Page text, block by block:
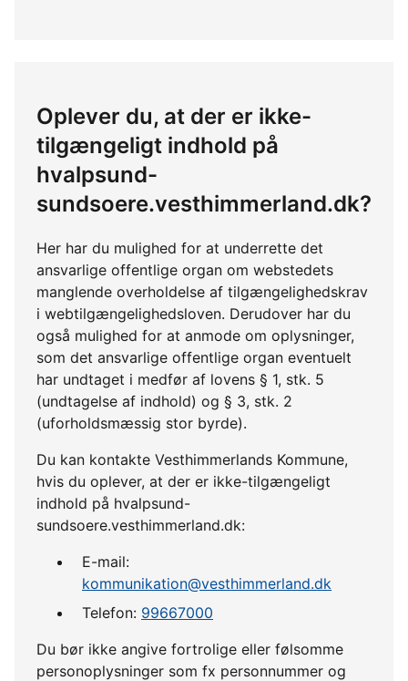
Oplever du, at der er ikke-
tilgængeligt indhold på
hvalpsund-
sundsoere.vesthimmerland.dk?
Her har du mulighed for at underrette det
ansvarlige offentlige organ om webstedets
manglende overholdelse af tilgængelighedskrav
i webtilgængelighedsloven. Derudover har du
også mulighed for at anmode om oplysninger,
som det ansvarlige offentlige organ eventuelt
har undtaget i medfør af lovens § 1, stk. 5
(undtagelse af indhold) og § 3, stk. 2
(uforholdsmæssig stor byrde).
Du kan kontakte Vesthimmerlands Kommune,
hvis du oplever, at der er ikke-tilgængeligt
indhold på hvalpsund-
sundsoere.vesthimmerland.dk:
E-mail:
kommunikation@vesthimmerland.dk
Telefon: 99667000
Du bør ikke angive fortrolige eller følsomme
personoplysninger som fx personnummer og